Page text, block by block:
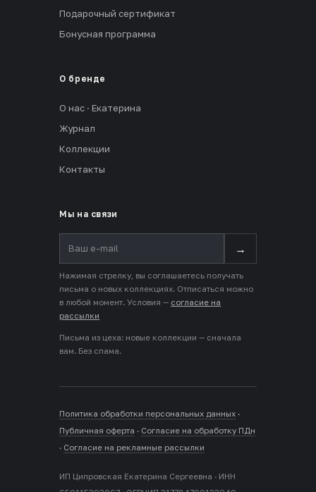
Подарочный сертификат
Бонусная программа
О бренде
О нас · Екатерина
Журнал
Коллекции
Контакты
Мы на связи
→
Нажимая стрелку, вы соглашаетесь получать
письма о новых коллекциях. Отписаться можно
в любой момент. Условия — согласие на
рассылки
Письма из цеха: новые коллекции — сначала
вам. Без спама.
Политика обработки персональных данных ·
Публичная оферта · Согласие на обработку ПДн
· Согласие на рекламные рассылки
ИП Ципровская Екатерина Сергеевна · ИНН